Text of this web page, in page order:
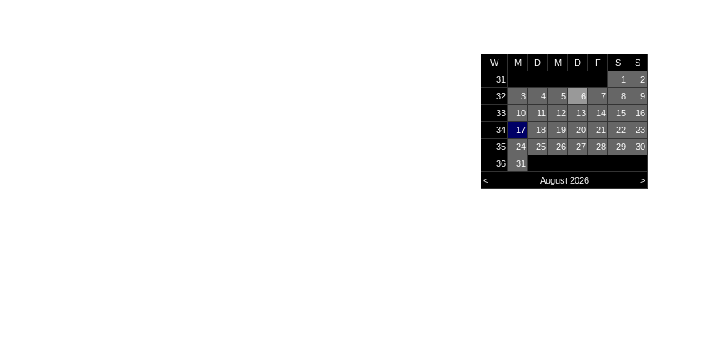
W M D M D F S
S
31
1
2
32
3 4 5 6 7 8
9
33
10 11 12 13 14 15
16
34
17 18 19 20 21 22
23
35
24 25 26 27 28 29
30
36
31
>
< August 2026